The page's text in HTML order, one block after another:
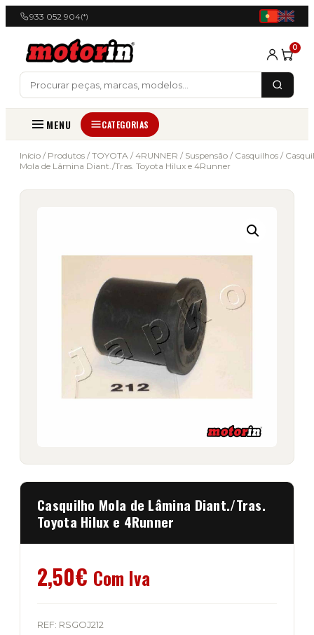
933 052 904(*)
0
MENU CATEGORIAS
Início / Produtos / TOYOTA / 4RUNNER / Suspensão / Casquilhos /
Mola de Lâmina Diant./Tras. Toyota Hilux e 4Runner
Casquilho Mola de Lâmina Diant./Tras.
Toyota Hilux e 4Runner
2,50€ Com Iva
REF: RSGOJ212